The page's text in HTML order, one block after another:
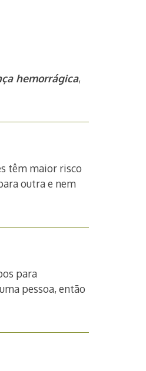
hemorrágica,
têm maior risco
outra e nem
para
pessoa, então